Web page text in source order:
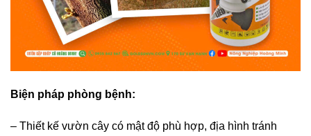
Biện pháp phòng bệnh:
– Thiết kế vườn cây có mật độ phù hợp, địa hình tránh